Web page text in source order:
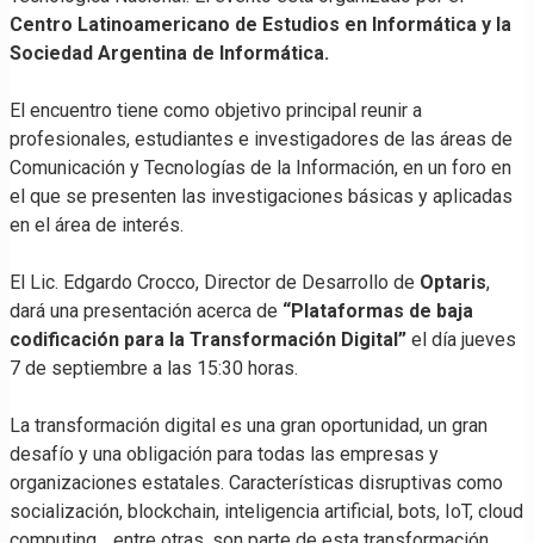
Centro Latinoamericano de Estudios en Informática y la
Sociedad Argentina de Informática.
El encuentro tiene como objetivo principal reunir a
profesionales, estudiantes e investigadores de las áreas de
Comunicación y Tecnologías de la Información, en un foro en
el que se presenten las investigaciones básicas y aplicadas
en el área de interés.
El Lic. Edgardo Crocco, Director de Desarrollo de Optaris,
dará una presentación acerca de “Plataformas de baja
codificación para la Transformación Digital” el día jueves
7 de septiembre a las 15:30 horas.
La transformación digital es una gran oportunidad, un gran
desafío y una obligación para todas las empresas y
organizaciones estatales. Características disruptivas como
socialización, blockchain, inteligencia artificial, bots, IoT, cloud